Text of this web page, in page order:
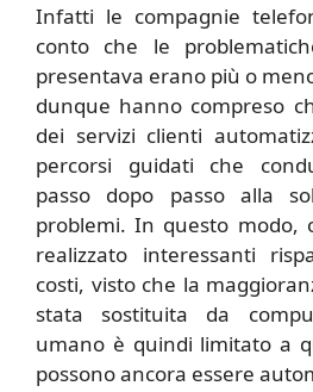
Infatti le compagnie
conto che le
presentava erano più o
dunque hanno compreso
dei servizi clienti
percorsi guidati che
passo dopo passo alla
problemi. In questo modo,
realizzato interessanti
costi, visto che la
stata sostituita da
umano è quindi limitato a
possono ancora essere